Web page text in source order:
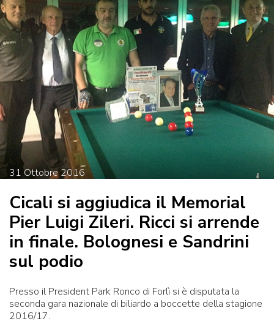
31Ottobre2016
Cicali si aggiudica il Memorial
Pier Luigi Zileri. Ricci si arrende
in finale. Bolognesi e Sandrini
sul podio
Presso il President Park Ronco di Forlì si è disputata la
seconda gara nazionale di biliardo a boccette della stagione
2016/17.